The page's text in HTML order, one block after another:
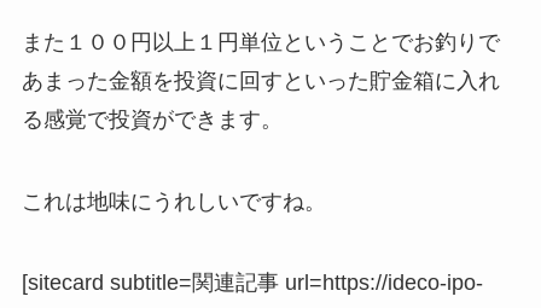
また１００円以上１円単位ということでお釣りで
あまった金額を投資に回すといった貯金箱に入れ
る感覚で投資ができます。
これは地味にうれしいですね。
[sitecard subtitle=関連記事 url=https://ideco-ipo-